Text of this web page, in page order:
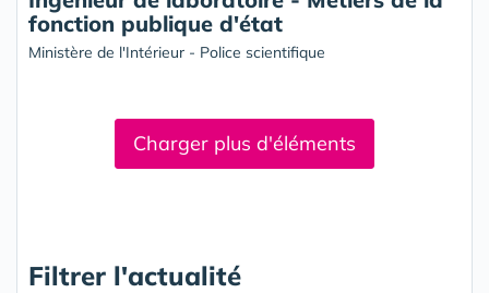
fonction publique d'état
Ministère de l'Intérieur - Police scientifique
Charger plus d'éléments
Filtrer l'actualité